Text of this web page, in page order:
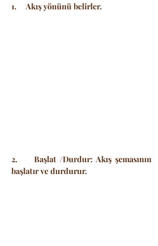
1.     Akış yönünü belirler.
2.     Başlat /Durdur: Akış şemasının
başlatır ve durdurur.